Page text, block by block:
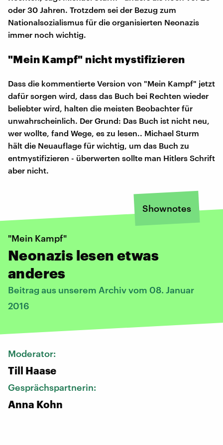
oder 30 Jahren. Trotzdem sei der Bezug zum
Nationalsozialismus für die organisierten Neonazis
immer noch wichtig.
"Mein Kampf" nicht mystifizieren
Dass die kommentierte Version von "Mein Kampf" jetzt
dafür sorgen wird, dass das Buch bei Rechten wieder
beliebter wird, halten die meisten Beobachter für
unwahrscheinlich. Der Grund: Das Buch ist nicht neu,
wer wollte, fand Wege, es zu lesen.. Michael Sturm
hält die Neuauflage für wichtig, um das Buch zu
entmystifizieren - überwerten sollte man Hitlers Schrift
aber nicht.
Shownotes
"Mein Kampf"
Neonazis lesen etwas
anderes
Beitrag aus unserem Archiv vom 08. Januar
2016
Moderator:
Till Haase
Gesprächspartnerin:
Anna Kohn